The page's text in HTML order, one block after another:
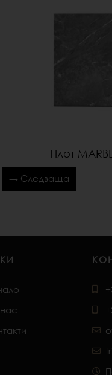
Плот
→ Следваща